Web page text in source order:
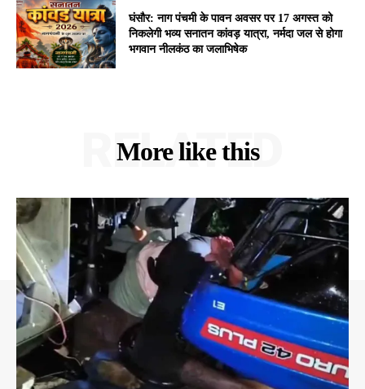
घंसौर: नाग पंचमी के पावन अवसर पर 17 अगस्त को
निकलेगी भव्य सनातन कांवड़ यात्रा, नर्मदा जल से होगा
भगवान नीलकंठ का जलाभिषेक
More like this
RELATED